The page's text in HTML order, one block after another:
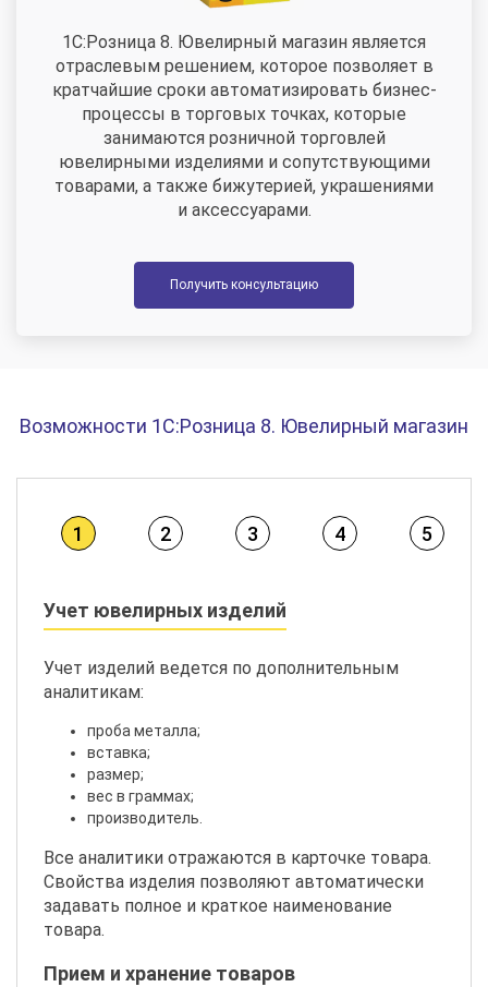
1С:Розница 8. Ювелирный магазин является
отраслевым решением, которое позволяет в
кратчайшие сроки автоматизировать бизнес-
процессы в торговых точках, которые
занимаются розничной торговлей
ювелирными изделиями и сопутствующими
товарами, а также бижутерией, украшениями
и аксессуарами.
Получить консультацию
Возможности 1С:Розница 8. Ювелирный магазин
1 2 3 4 5
Учет ювелирных изделий
Учет изделий ведется по дополнительным
аналитикам:
проба металла;
вставка;
размер;
вес в граммах;
производитель.
Все аналитики отражаются в карточке товара.
Свойства изделия позволяют автоматически
задавать полное и краткое наименование
товара.
Прием и хранение товаров